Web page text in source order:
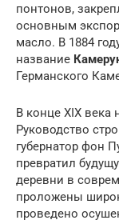
понтонов,
основным
масло. В 1884
название
Германского
В конце XIX века
Руководство
губернатор фон
превратил
деревни в
проложены
проведено